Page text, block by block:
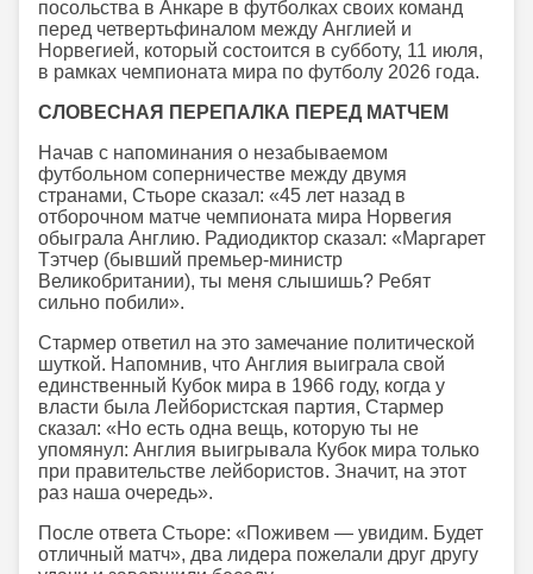
посольства в Анкаре в футболках своих команд
перед четвертьфиналом между Англией и
Норвегией, который состоится в субботу, 11 июля,
в рамках чемпионата мира по футболу 2026 года.
СЛОВЕСНАЯ ПЕРЕПАЛКА ПЕРЕД МАТЧЕМ
Начав с напоминания о незабываемом
футбольном соперничестве между двумя
странами, Стьоре сказал: «45 лет назад в
отборочном матче чемпионата мира Норвегия
обыграла Англию. Радиодиктор сказал: «Маргарет
Тэтчер (бывший премьер-министр
Великобритании), ты меня слышишь? Ребят
сильно побили».
Стармер ответил на это замечание политической
шуткой. Напомнив, что Англия выиграла свой
единственный Кубок мира в 1966 году, когда у
власти была Лейбористская партия, Стармер
сказал: «Но есть одна вещь, которую ты не
упомянул: Англия выигрывала Кубок мира только
при правительстве лейбористов. Значит, на этот
раз наша очередь».
После ответа Стьоре: «Поживем — увидим. Будет
отличный матч», два лидера пожелали друг другу